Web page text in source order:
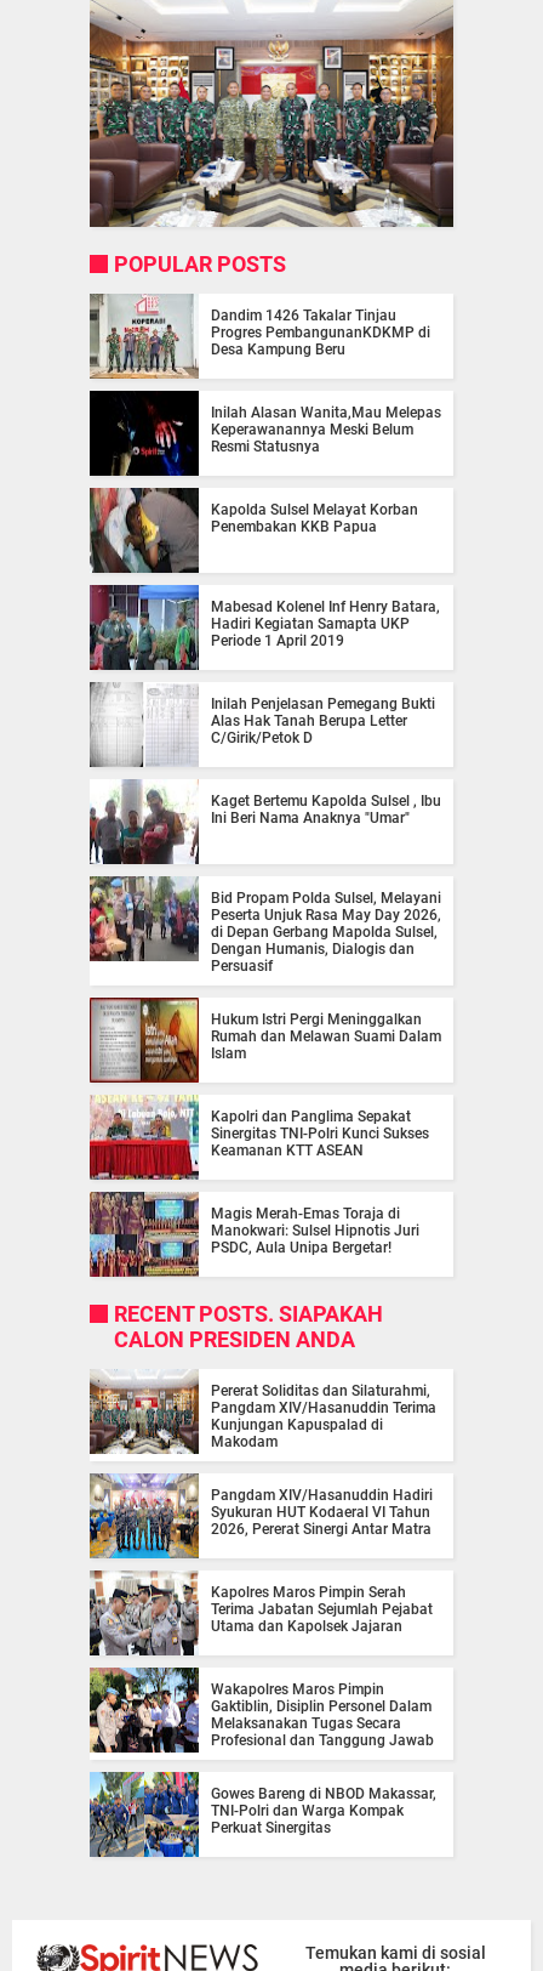
POPULAR POSTS
Dandim 1426 Takalar Tinjau
Progres PembangunanKDKMP di
Desa Kampung Beru
Inilah Alasan Wanita,Mau Melepas
Keperawanannya Meski Belum
Resmi Statusnya
Kapolda Sulsel Melayat Korban
Penembakan KKB Papua
Mabesad Kolenel Inf Henry Batara,
Hadiri Kegiatan Samapta UKP
Periode 1 April 2019
Inilah Penjelasan Pemegang Bukti
Alas Hak Tanah Berupa Letter
C/Girik/Petok D
Kaget Bertemu Kapolda Sulsel , Ibu
Ini Beri Nama Anaknya "Umar"
Bid Propam Polda Sulsel, Melayani
Peserta Unjuk Rasa May Day 2026,
di Depan Gerbang Mapolda Sulsel,
Dengan Humanis, Dialogis dan
Persuasif
Hukum Istri Pergi Meninggalkan
Rumah dan Melawan Suami Dalam
Islam
Kapolri dan Panglima Sepakat
Sinergitas TNI-Polri Kunci Sukses
Keamanan KTT ASEAN
Magis Merah-Emas Toraja di
Manokwari: Sulsel Hipnotis Juri
PSDC, Aula Unipa Bergetar!
RECENT POSTS. SIAPAKAH
CALON PRESIDEN ANDA
Pererat Soliditas dan Silaturahmi,
Pangdam XIV/Hasanuddin Terima
Kunjungan Kapuspalad di
Makodam
Pangdam XIV/Hasanuddin Hadiri
Syukuran HUT Kodaeral VI Tahun
2026, Pererat Sinergi Antar Matra
Kapolres Maros Pimpin Serah
Terima Jabatan Sejumlah Pejabat
Utama dan Kapolsek Jajaran
Wakapolres Maros Pimpin
Gaktiblin, Disiplin Personel Dalam
Melaksanakan Tugas Secara
Profesional dan Tanggung Jawab
Gowes Bareng di NBOD Makassar,
TNI-Polri dan Warga Kompak
Perkuat Sinergitas
Temukan kami di sosial